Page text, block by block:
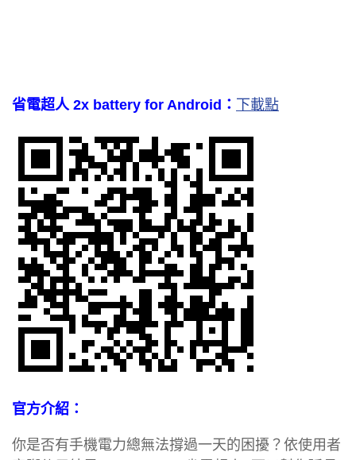
省電超人 2x battery for Android： 下載點
官方介紹：
你是否有手機電力總無法撐過一天的困擾？依使用者